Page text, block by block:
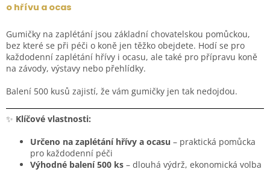
o hřívu a ocas
Gumičky na zaplétání jsou základní chovatelskou pomůckou,
bez které se při péči o koně jen těžko obejdete. Hodí se pro
každodenní zaplétání hřívy i ocasu, ale také pro přípravu koně
na závody, výstavy nebo přehlídky.
Balení 500 kusů zajistí, že vám gumičky jen tak nedojdou.
✨ Klíčové vlastnosti:
Určeno na zaplétání hřívy a ocasu – praktická pomůcka
pro každodenní péči
Výhodné balení 500 ks – dlouhá výdrž, ekonomická volba